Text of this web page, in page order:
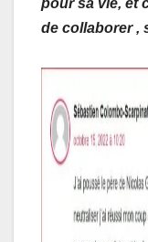
de collaborer ,